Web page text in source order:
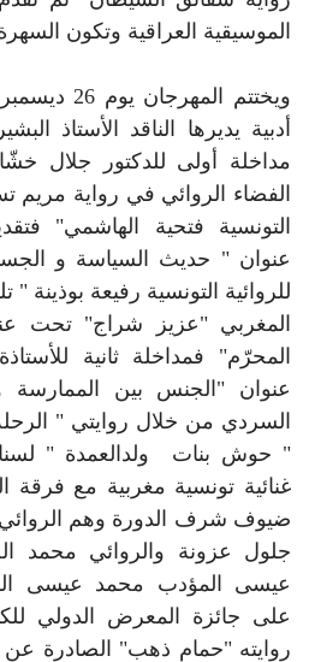
الموسيقية العراقية وتكون
ويختتم
أدبية يديرها الناقد الأستاذ
مداخلة أولى للدكتور جلال
الفضاء الروائي في رواية مريم
التونسية فتحية الهاشمي"
عنوان " حديث السياسة و
للروائية التونسية رفيعة بوذينة "
المغربي "عزيز شراج" تحت
المحرّم" فمداخلة ثانية
عنوان "الجنس بين
" حوش بنات ولدالعمدة "
غنائية تونسية مغربية مع فرقة
ضيوف شرف الدورة وهم
جلول عزونة والروائي محمد
عيسى المؤدب محمد عيسى
روايته "حمام ذهب" الصادرة